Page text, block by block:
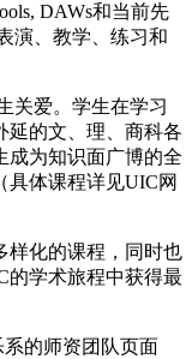
DAWs和当前先
演、教学、练习和
关爱。学生在学习
延的文、理、商科各
成为知识面广博的全
具体课程详见UIC网
样化的课程，同时也
的学术旅程中获得最
的师资团队页面